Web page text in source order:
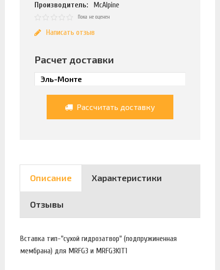
Производитель:
McAlpine
Пока не оценен
Написать отзыв
Расчет доставки
Рассчитать доставку
Описание Характеристики
Отзывы
Вставка тип-"сухой гидрозатвор" (подпружиненная
мембрана) для MRFG3 и MRFG3KIT1